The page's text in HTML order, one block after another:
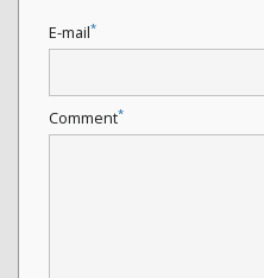
E-mail*
Comment*